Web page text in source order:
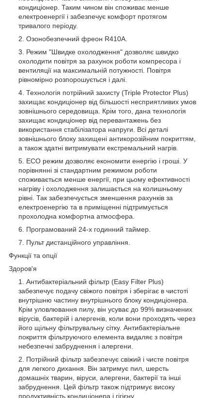
кондиціонер. Таким чином він споживає менше
електроенергії і забезпечує комфорт протягом
тривалого періоду.
Озонобезпечний фреон R410A.
Режим "Швидке охолодження" дозволяє швидко
охолодити повітря за рахунок роботи компресора і
вентиляції на максимальній потужності. Повітря
рівномірно розпорошується і далі.
Технологія потрійний захисту (Triple Protector Plus)
захищає кондиціонер від більшості несприятливих умов
зовнішнього середовища. Крім того, дана технологія
захищає кондиціонер від перевантажень без
використання стабілізатора напруги. Всі деталі
зовнішнього блоку захищені антикорозійним покриттям,
а також здатні витримувати екстремальний нагрів.
ECO режим дозволяє економити енергію і гроші. У
порівнянні зі стандартним режимом роботи
споживається менше енергії, при цьому ефективності
нагріву і охолодження залишається на колишньому
рівні. Так забезпечується зменшення рахунків за
електроенергію та в приміщенні підтримується
прохолодна комфортна атмосфера.
Програмований 24-х годинний таймер.
Пульт дистанційного управління.
Функції та опції
Здоров'я
Антибактеріальний фільтр (Easy Filter Plus)
забезпечує подачу свіжого повітря і зберігає в чистоті
внутрішню частину внутрішнього блоку кондиціонера.
Крім уловлювання пилу, він усуває до 99% визначених
вірусів, бактерій і алергенів, коли вони проходять через
його щільну фільтрувальну сітку. Антибактеріальне
покриття фільтруючого елемента видаляє з повітря
небезпечні забруднення і алергени.
Потрійний фільтр забезпечує свіжий і чисте повітря
для легкого дихання. Він затримує пил, шерсть
домашніх тварин, віруси, алергени, бактерії та інші
забруднення. Цей фільтр також підтримує високу
продуктивність кондиціонера і гігієну.